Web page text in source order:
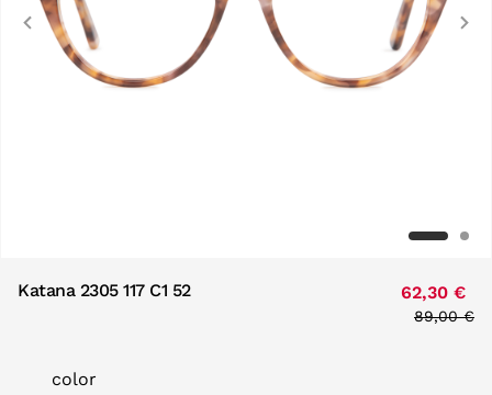
Previous
Katana 2305 117 C1 52 62,30 €
Price
89,00 €
color